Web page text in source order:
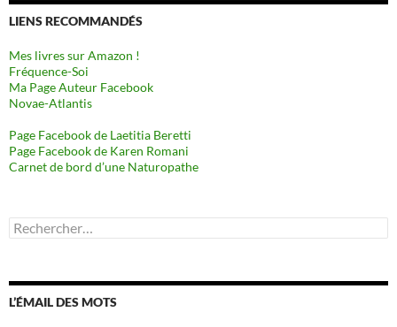
LIENS RECOMMANDÉS
Mes livres sur Amazon !
Fréquence-Soi
Ma Page Auteur Facebook
Novae-Atlantis
Page Facebook de Laetitia Beretti
Page Facebook de Karen Romani
Carnet de bord d’une Naturopathe
Rechercher :
L’ÉMAIL DES MOTS